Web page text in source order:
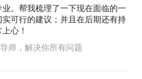
。帮我梳理了一下现在面临的一
可行的建议；并且在后期还有持
心！
师，解决你所有问题